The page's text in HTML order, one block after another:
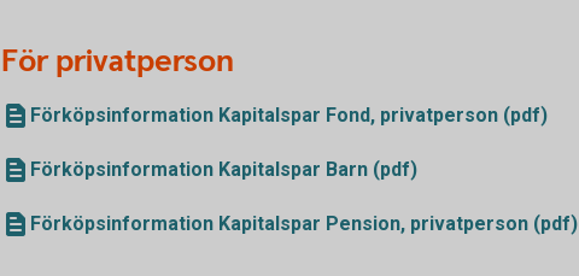
För privatperson
Förköpsinformation Kapitalspar Fond, privatperson (pdf)
Förköpsinformation Kapitalspar Barn (pdf)
Förköpsinformation Kapitalspar Pension, privatperson (pdf)